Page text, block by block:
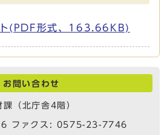
ト(PDF形式、163.66KB)
お問い合わせ
（北庁舎4階）
ファクス: 0575-23-7746